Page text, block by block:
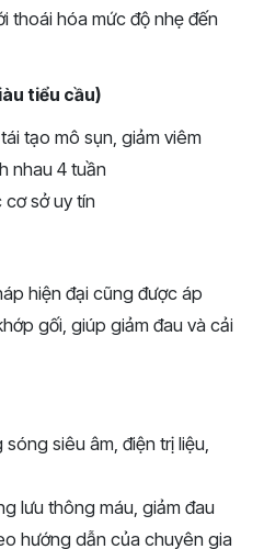
thoái hóa mức độ nhẹ đến
tiểu cầu)
tạo mô sụn, giảm viêm
nhau 4 tuần
sở uy tín
hiện đại cũng được áp
gối, giúp giảm đau và cải
sóng siêu âm, điện trị liệu,
lưu thông máu, giảm đau
hướng dẫn của chuyên gia